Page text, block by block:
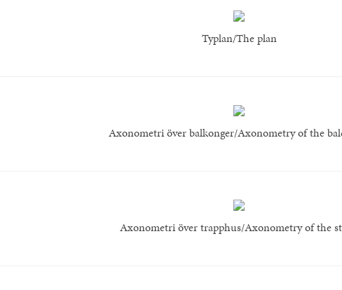
Typlan/The plan
Axonometri över balkonger/Axonometry of the
Axonometri över trapphus/Axonometry of the